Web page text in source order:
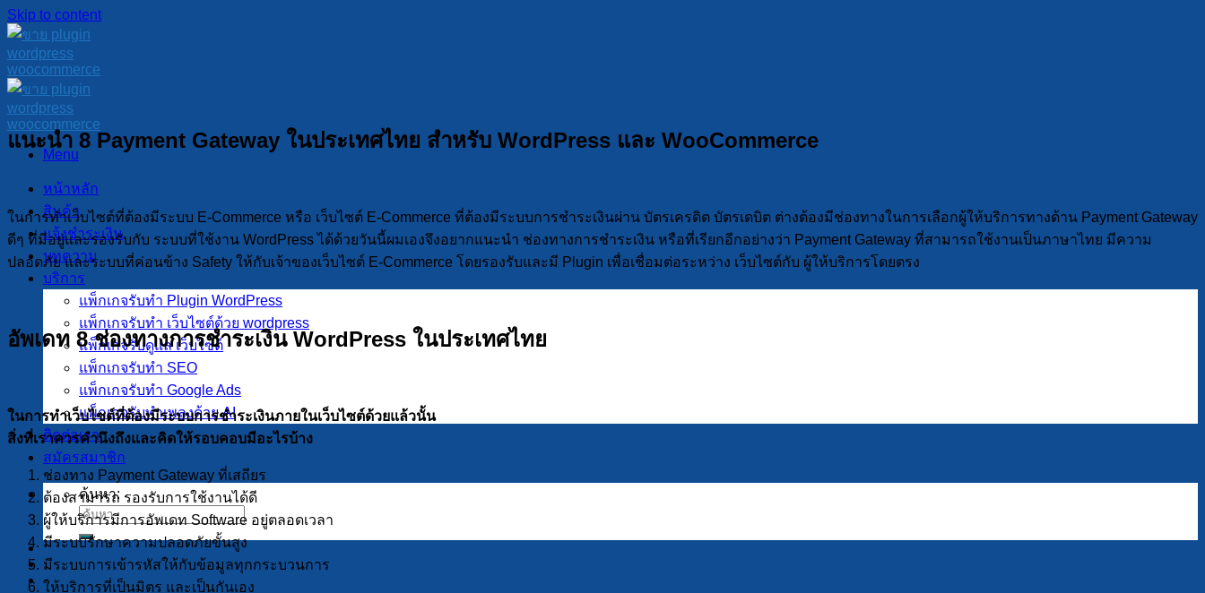
Skip to content
Menu
หน้าหลัก
สินค้า
แจ้งชำระเงิน
บทความ
บริการ
แพ็กเกจรับทำ Plugin WordPress
แพ็กเกจรับทำ เว็บไซต์ด้วย wordpress
แพ็กเกจรับดูแล เว็บไซต์
แพ็กเกจรับทำ SEO
แพ็กเกจรับทำ Google Ads
แพ็กเกจรับทำเพลงด้วย AI
ติดต่อเรา
สมัครสมาชิก
ค้นหา:
แนะนำ 8 Payment Gateway ในประเทศไทย สำหรับ WordPress และ WooCommerce
ในการทำเว็บไซต์ที่ต้องมีระบบ E-Commerce หรือ เว็บไซต์ E-Commerce ที่ต้องมีระบบการชำระเงินผ่าน บัตรเครดิต บัตรเดบิต ต่างต้องมีช่องทางในการเลือกผู้ให้บริการทางด้าน Payment Gateway
ดีๆ ที่มีอยู่และรองรับกับ ระบบที่ใช้งาน WordPress ได้ด้วยวันนี้ผมเองจึงอยากแนะนำ ช่องทางการชำระเงิน หรือที่เรียกอีกอย่างว่า Payment Gateway ที่สามารถใช้งานเป็นภาษาไทย มีความ
ปลอดภัย และระบบที่ค่อนข้าง Safety ให้กับเจ้าของเว็บไซต์ E-Commerce โดยรองรับและมี Plugin เพื่อเชื่อมต่อระหว่าง เว็บไซต์กับ ผู้ให้บริการโดยตรง
อัพเดท 8 ช่องทางการชำระเงิน WordPress ในประเทศไทย
ในการทำเว็บไซต์ที่ต้องมีระบบการชำระเงินภายในเว็บไซต์ด้วยแล้วนั้น
สิ่งที่เราควรคำนึงถึงและคิดให้รอบคอบมีอะไรบ้าง
ช่องทาง Payment Gateway ที่เสถียร
ต้องสามารถ รองรับการใช้งานได้ดี
ผู้ให้บริการมีการอัพเดท Software อยู่ตลอดเวลา
มีระบบรักษาความปลอดภัยขั้นสูง
มีระบบการเข้ารหัสให้กับข้อมูลทุกกระบวนการ
ให้บริการที่เป็นมิตร และเป็นกันเอง